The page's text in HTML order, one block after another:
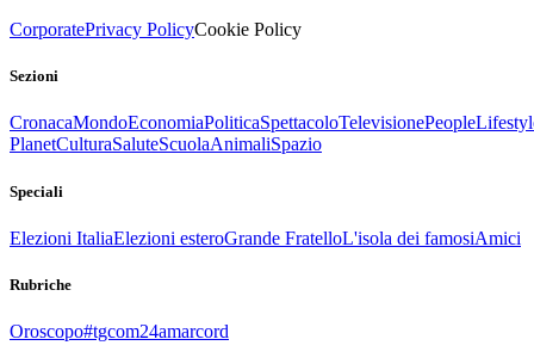
CorporatePrivacy PolicyCookie Policy
Sezioni
CronacaMondoEconomiaPoliticaSpettacoloTelevisionePeople
PlanetCulturaSaluteScuolaAnimaliSpazio
Speciali
Elezioni ItaliaElezioni esteroGrande FratelloL'isola dei famosiAmici
Rubriche
Oroscopo#tgcom24amarcord